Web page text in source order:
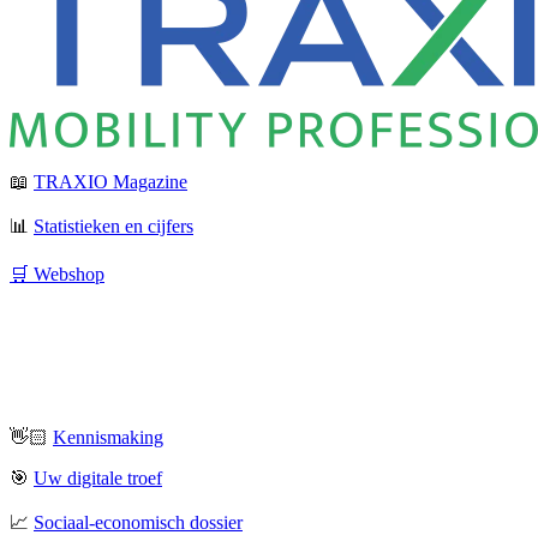
📖 TRAXIO Magazine
📊 Statistieken en cijfers
🛒 Webshop
👋🏻 Kennismaking
🎯 Uw digitale troef
📈 Sociaal-economisch dossier